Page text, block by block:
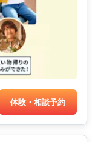
体験・相談予約